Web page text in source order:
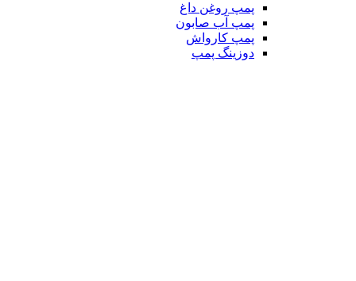
پمپ روغن داغ
پمپ آب صابون
پمپ کارواش
دوزینگ پمپ